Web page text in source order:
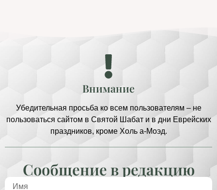
Внимание
Убедительная просьба ко всем пользователям – не
пользоваться сайтом в Святой Шабат и в дни Еврейских
праздников, кроме Холь а-Моэд.
Сообщение в редакцию